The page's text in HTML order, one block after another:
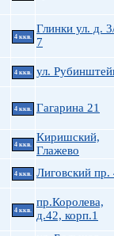
4 ккв.
Глинки ул. д.
7
4 ккв. ул.
4 ккв. Гагарина 21
4 ккв.
Киришский,
Глажево
4 ккв. Лиговский пр.
4 ккв.
пр.Королева,
д.42, корп.1